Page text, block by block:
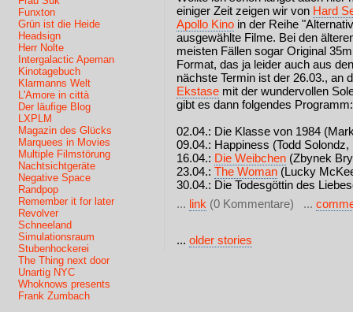
Funxton
Grün ist die Heide
Headsign
Herr Nolte
Intergalactic Apeman
Kinotagebuch
Klarmanns Welt
L'Amore in città
Der läufige Blog
LXPLM
Magazin des Glücks
Marquees in Movies
Multiple Filmstörung
Nachtsichtgeräte
Negative Space
Randpop
Remember it for later
Revolver
Schneeland
Simulationsraum
Stubenhockerei
The Thing next door
Unartig NYC
Whoknows presents
Frank Zumbach
einiger Zeit zeigen wir von Hard
Apollo Kino in der Reihe
ausgewählte Filme. Bei den
meisten Fällen sogar Original
Format, das ja leider auch aus
nächste Termin ist der 26.03., an
Ekstase mit der wundervollen
gibt es dann folgendes Programm:
02.04.: Die Klasse von 1984
09.04.: Happiness (Todd Solondz,
16.04.: Die Weibchen (Zbynek
23.04.: The Woman (Lucky
30.04.: Die Todesgöttin des
... link (0 Kommentare) ...
... older stories